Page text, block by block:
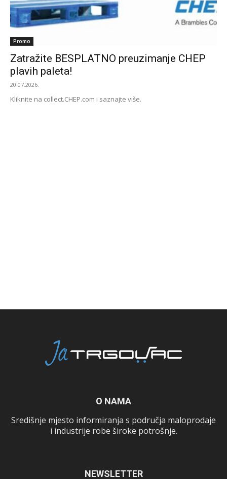
Promo
Zatražite BESPLATNO preuzimanje CHEP
plavih paleta!
20.07.2026.
Kliknite na collect.CHEP.com i saznajte više.
O NAMA
Središnje mjesto informiranja s područja maloprodaje
i industrije robe široke potrošnje.
NEWSLETTER